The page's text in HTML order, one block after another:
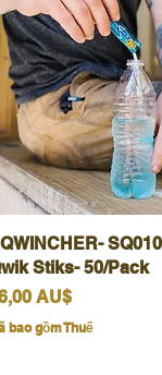
Xem nhanh
Stiks- 50/Pack
AU$
bao gồm Thuế